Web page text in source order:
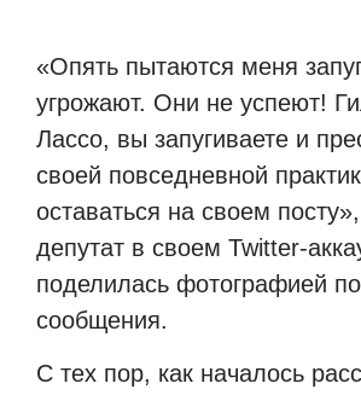
«Опять пытаются меня
угрожают. Они не успеют!
Лассо, вы запугиваете и
своей повседневной
оставаться на своем
депутат в своем Twitter-
поделилась фотографией
сообщения.
С тех пор, как началось